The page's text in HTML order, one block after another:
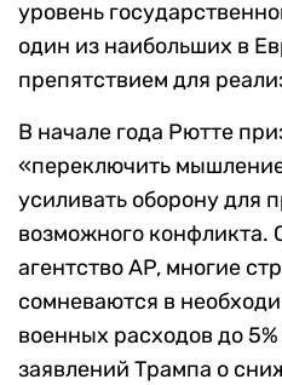
уровень
один из наибольших в
препятствием для
В начале года Рютте
«переключить
усиливать оборону для
возможного конфликта.
агентство AP, многие
сомневаются в
военных расходов до
заявлений Трампа о